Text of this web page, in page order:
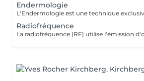
Endermologie
Radiofréquence